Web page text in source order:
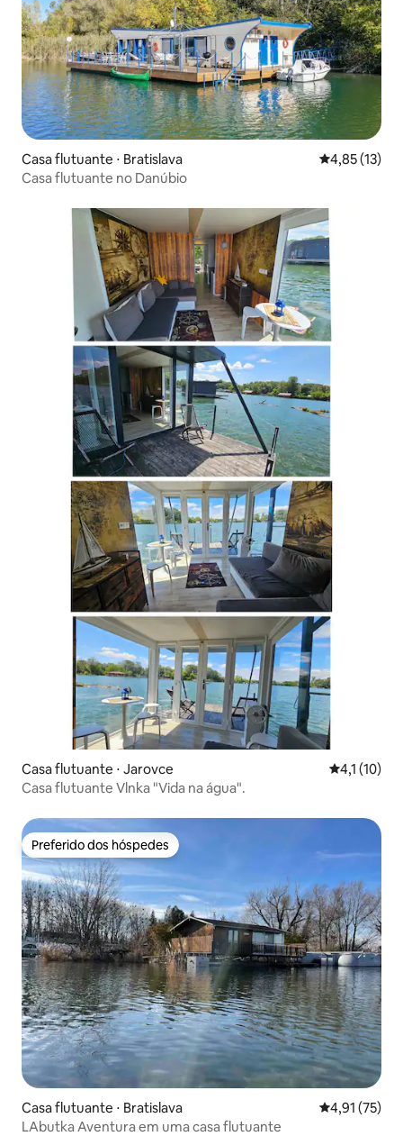
Casa flutuante ⋅ Bratislava 4,85 de uma
4,85 (13)
Casa flutuante no Danúbio
Casa flutuante ⋅ Jarovce 4,1 de uma
4,1 (10)
Casa flutuante Vlnka "Vida na água".
Preferido dos hóspedes
Preferido dos hóspedes
Casa flutuante ⋅ Bratislava 4,91 de uma
4,91 (75)
LAbutka Aventura em uma casa flutuante